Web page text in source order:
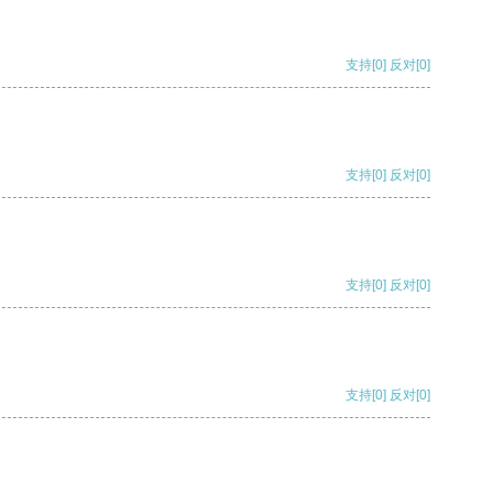
支持[0] 反对[0]
支持[0] 反对[0]
支持[0] 反对[0]
支持[0] 反对[0]